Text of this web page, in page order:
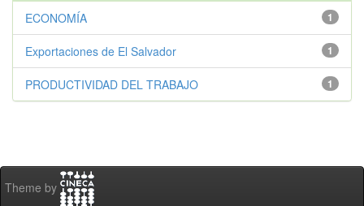
1
ECONOMÍA
1
Exportaciones de El Salvador
1
PRODUCTIVIDAD DEL TRABAJO
Theme by